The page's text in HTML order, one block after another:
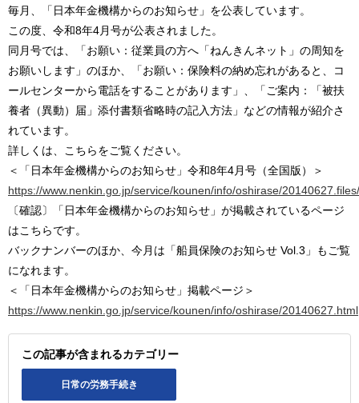
毎月、「日本年金機構からのお知らせ」を公表しています。
この度、令和8年4月号が公表されました。
同月号では、「お願い：従業員の方へ「ねんきんネット」の周知を
お願いします」のほか、「お願い：保険料の納め忘れがあると、コ
ールセンターから電話をすることがあります」、「ご案内：「被扶
養者（異動）届」添付書類省略時の記入方法」などの情報が紹介さ
れています。
詳しくは、こちらをご覧ください。
＜「日本年金機構からのお知らせ」令和8年4月号（全国版）＞
https://www.nenkin.go.jp/service/kounen/info/oshirase/
〔確認〕「日本年金機構からのお知らせ」が掲載されているページ
はこちらです。
バックナンバーのほか、今月は「船員保険のお知らせ Vol.3」もご覧
になれます。
＜「日本年金機構からのお知らせ」掲載ページ＞
https://www.nenkin.go.jp/service/kounen/info/oshirase/20140627.html
この記事が含まれるカテゴリー
日常の労務手続き